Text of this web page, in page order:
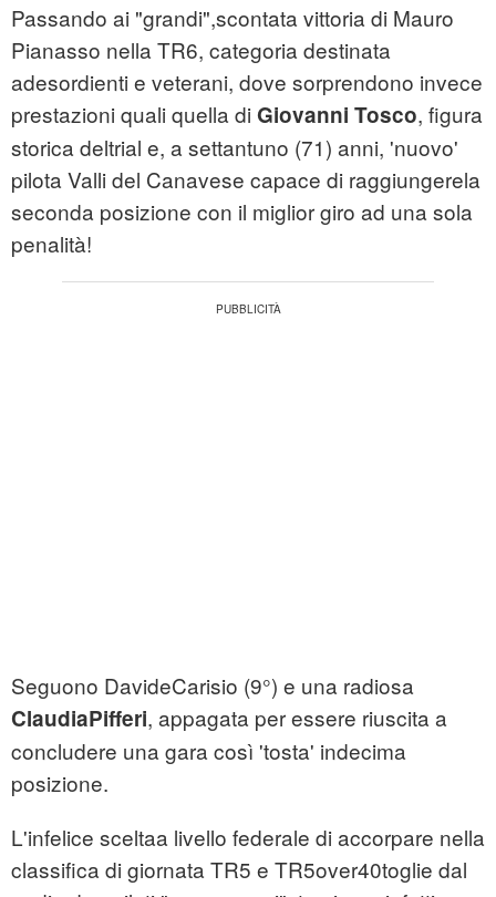
Passando ai "grandi",scontata vittoria di Mauro
Pianasso nella TR6, categoria destinata
adesordienti e veterani, dove sorprendono invece
prestazioni quali quella di Giovanni Tosco, figura
storica deltrial e, a settantuno (71) anni, 'nuovo'
pilota Valli del Canavese capace di raggiungerela
seconda posizione con il miglior giro ad una sola
penalità!
Seguono DavideCarisio (9°) e una radiosa
ClaudiaPifferi, appagata per essere riuscita a
concludere una gara così 'tosta' indecima
posizione.
L'infelice sceltaa livello federale di accorpare nella
classifica di giornata TR5 e TR5over40toglie dal